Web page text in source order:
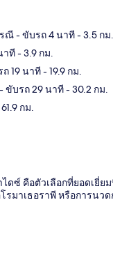
ณี- ขับรถ 4 นาที- 3.5 กม.
าที- 3.9 กม.
19 นาที- 19.9 กม.
- ขับรถ 29 นาที- 30.2 กม.
กม.
ดซ์ คือตัวเลือกที่ยอดเยี่
มาเธอราพี หรือการนว